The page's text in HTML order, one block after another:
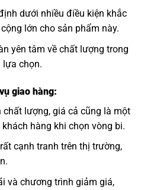
dưới nhiều điều kiện khắc
lớn cho sản phẩm này.
yên tâm về chất lượng trong
chọn.
giao hàng:
chất lượng, giá cả cũng là một
hàng khi chọn vòng bi.
cạnh tranh trên thị trường,
và chương trình giảm giá,